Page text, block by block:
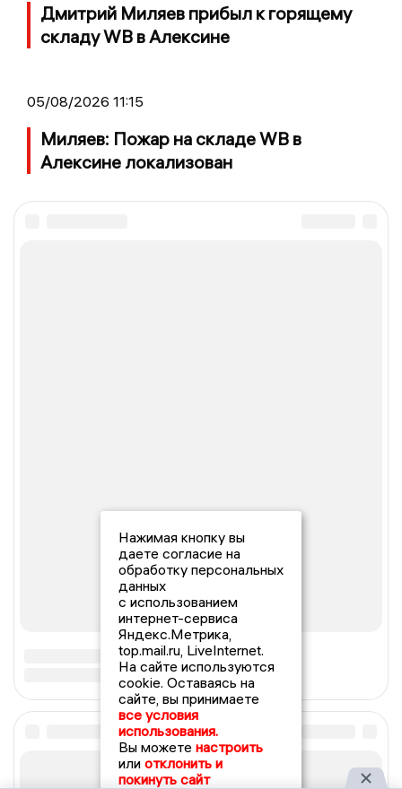
Дмитрий Миляев прибыл к горящему
складу WB в Алексине
05/08/2026 11:15
Миляев: Пожар на складе WB в
Алексине локализован
Нажимая кнопку вы
даете согласие на
обработку персональных
данных
с использованием
интернет-сервиса
Яндекс.Метрика,
top.mail.ru, LiveInternet.
На сайте используются
cookie. Оставаясь на
сайте, вы принимаете
все условия
использования.
Вы можете настроить
или отклонить и
покинуть сайт